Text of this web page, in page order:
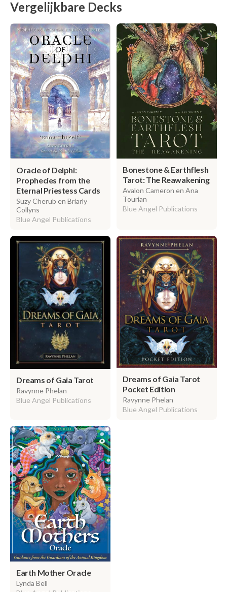
Vergelijkbare Decks
Oracle of Delphi:
Prophecies from the
Eternal Priestess Cards
Suzy Cherub en Briarly
Collyns
Blue Angel Publications
Bonestone & Earthflesh
Tarot: The Reawakening
Avalon Cameron en Ana
Tourian
Blue Angel Publications
Dreams of Gaia Tarot
Ravynne Phelan
Blue Angel Publications
Dreams of Gaia Tarot
Pocket Edition
Ravynne Phelan
Blue Angel Publications
Earth Mother Oracle
Lynda Bell